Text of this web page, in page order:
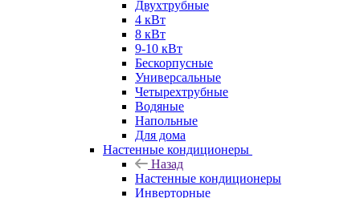
Двухтрубные
4 кВт
8 кВт
9-10 кВт
Бескорпусные
Универсальные
Четырехтрубные
Водяные
Напольные
Для дома
Настенные кондиционеры
Назад
Настенные кондиционеры
Инверторные